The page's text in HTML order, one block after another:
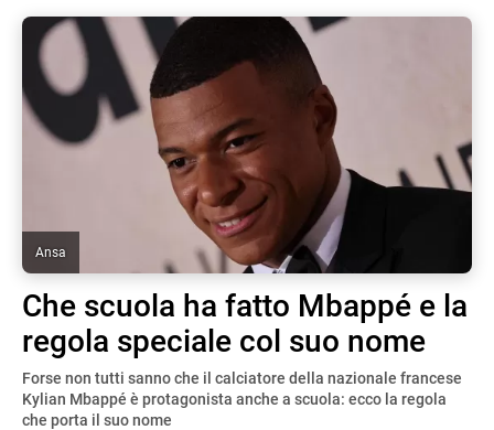
Ansa
Che scuola ha fatto Mbappé e la
regola speciale col suo nome
Forse non tutti sanno che il calciatore della nazionale francese
Kylian Mbappé è protagonista anche a scuola: ecco la regola
che porta il suo nome